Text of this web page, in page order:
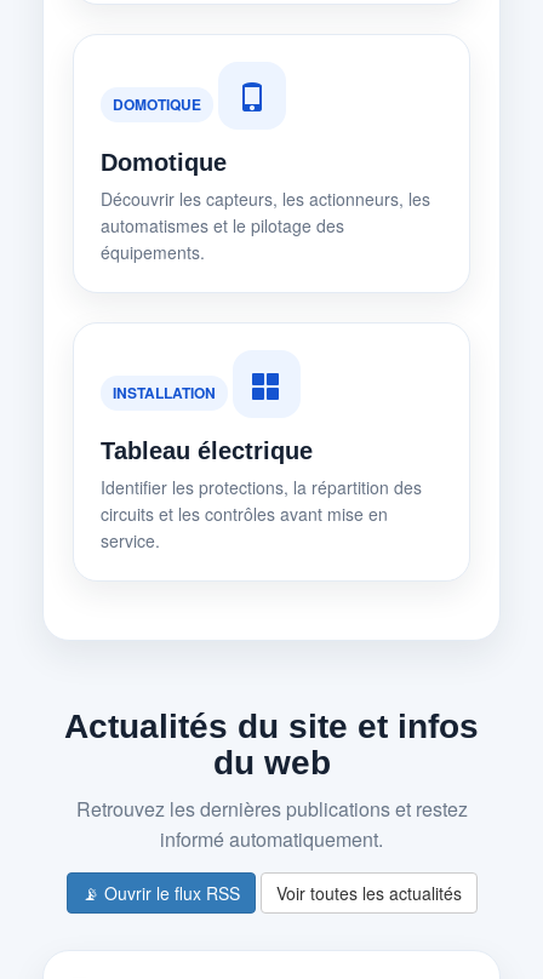
DOMOTIQUE
Domotique
Découvrir les capteurs, les actionneurs, les
automatismes et le pilotage des
équipements.
INSTALLATION
Tableau électrique
Identifier les protections, la répartition des
circuits et les contrôles avant mise en
service.
Actualités du site et infos
du web
Retrouvez les dernières publications et restez
informé automatiquement.
📡 Ouvrir le flux RSS Voir toutes les actualités